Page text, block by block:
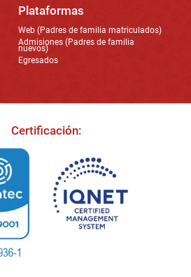
Plataformas
Web (Padres de familia matriculados)
Admisiones (Padres de familia
nuevos)
Egresados
Certificación: